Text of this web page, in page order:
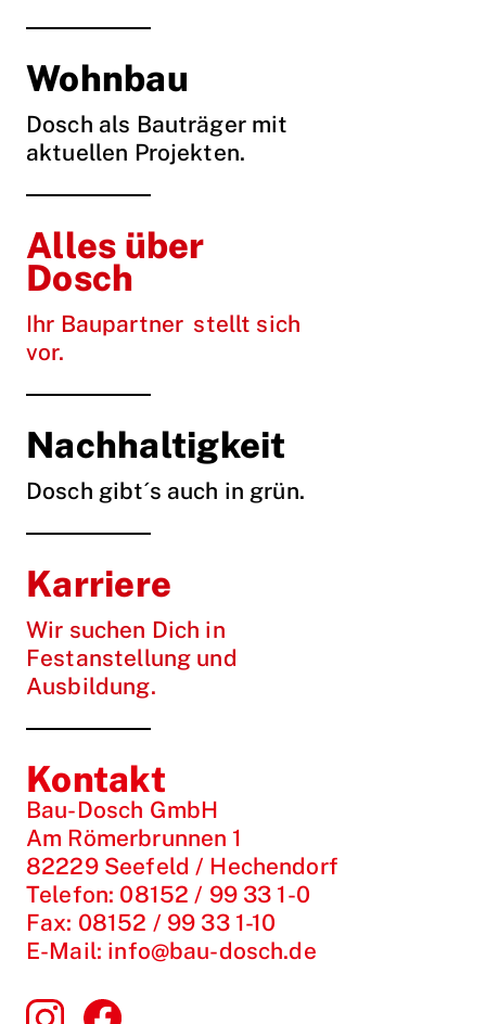
Wohnbau
Dosch als Bauträger mit
aktuellen Projekten.
Alles über
Dosch
Ihr Baupartner stellt sich
vor.
Nachhaltigkeit
Dosch gibt´s auch in grün.
Karriere
Wir suchen Dich in
Festanstellung und
Ausbildung.
Kontakt
Bau-Dosch GmbH
Am Römerbrunnen 1
82229 Seefeld / Hechendorf
Telefon: 08152 / 99 33 1-0
Fax: 08152 / 99 33 1-10
E-Mail: info@bau-dosch.de